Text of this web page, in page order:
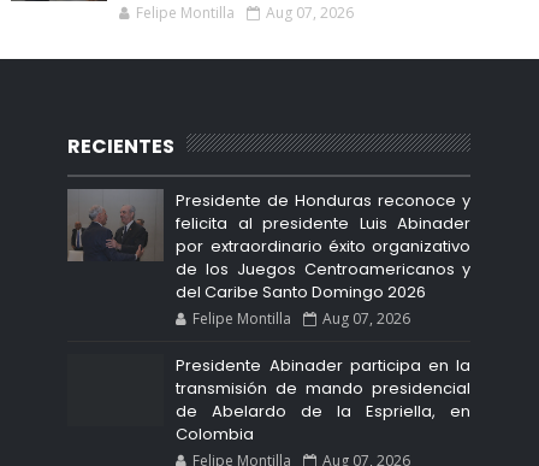
Felipe Montilla Aug 07, 2026
RECIENTES
Presidente de Honduras reconoce y
felicita al presidente Luis Abinader
por extraordinario éxito organizativo
de los Juegos Centroamericanos y
del Caribe Santo Domingo 2026
Felipe Montilla Aug 07, 2026
Presidente Abinader participa en la
transmisión de mando presidencial
de Abelardo de la Espriella, en
Colombia
Felipe Montilla Aug 07, 2026